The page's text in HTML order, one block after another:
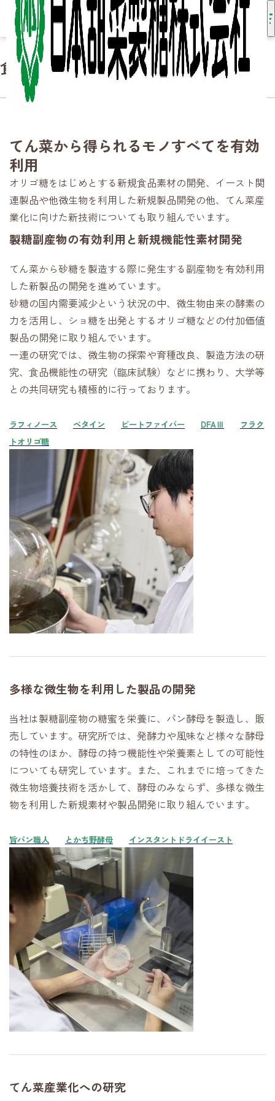
食品研究
てん菜から得られるモノすべてを有効
利用
オリゴ糖をはじめとする新規食品素材の開発、イースト関
連製品や他微生物を利用した新規製品開発の他、てん菜産
業化に向けた新技術についても取り組んでいます。
製糖副産物の有効利用と新規機能性素材開発
てん菜から砂糖を製造する際に発生する副産物を有効利用
した新製品の開発を進めています。
砂糖の国内需要減少という状況の中、微生物由来の酵素の
力を活用し、ショ糖を出発とするオリゴ糖などの付加価値
製品の開発に取り組んでいます。
一連の研究では、微生物の探索や育種改良、製造方法の研
究、食品機能性の研究（臨床試験）などに携わり、大学等
との共同研究も積極的に行っております。
ラフィノース ベタイン ビートファイバー DFAⅢ
フラク
トオリゴ糖
多様な微生物を利用した製品の開発
当社は製糖副産物の糖蜜を栄養に、パン酵母を製造し、販
売しています。研究所では、発酵力や風味など様々な酵母
の特性のほか、酵母の持つ機能性や栄養素としての可能性
についても研究しています。また、これまでに培ってきた
微生物培養技術を活かして、酵母のみならず、多様な微生
物を利用した新規素材や製品開発に取り組んでいます。
旨パン職人 とかち野酵母 インスタントドライイースト
てん菜産業化への研究